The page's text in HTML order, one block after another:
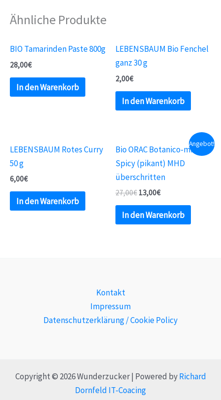
Ähnliche Produkte
BIO Tamarinden Paste 800g
28,00€
In den Warenkorb
LEBENSBAUM Bio Fenchel
ganz 30 g
2,00€
In den Warenkorb
LEBENSBAUM Rotes Curry
50 g
6,00€
In den Warenkorb
Angebot!
Bio ORAC Botanico-mix
Spicy (pikant) MHD
überschritten
27,00€ 13,00€
In den Warenkorb
Kontakt
Impressum
Datenschutzerklärung / Cookie Policy
Copyright © 2026 Wunderzucker | Powered byRichard
Dornfeld IT-Coacing